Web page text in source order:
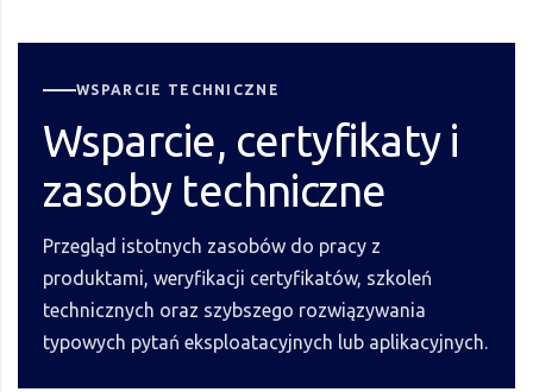
WSPARCIE TECHNICZNE
Wsparcie, certyfikaty i
zasoby techniczne
Przegląd istotnych zasobów do pracy z
produktami, weryfikacji certyfikatów, szkoleń
technicznych oraz szybszego rozwiązywania
typowych pytań eksploatacyjnych lub aplikacyjnych.